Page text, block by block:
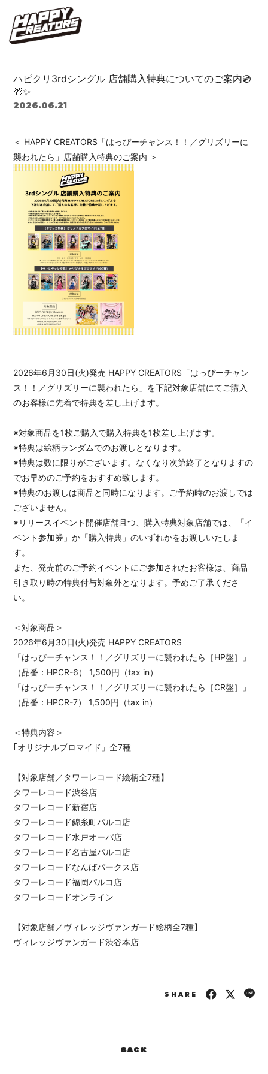
PROFILE SCHEDULE
BLOG MOVIE
PHOTO
会員登録 ログイン
ハピクリ3rdシングル 店舗購入特典についてのご案内💿
🎁✨
2026.06.21
＜ HAPPY CREATORS「はっぴーチャンス！！／グリズリーに
襲われたら」店舗購入特典のご案内 ＞
2026年6月30日(火)発売 HAPPY CREATORS「はっぴーチャン
ス！！／グリズリーに襲われたら」を下記対象店舗にてご購入
のお客様に先着で特典を差し上げます。
※対象商品を1枚ご購入で購入特典を1枚差し上げます。
※特典は絵柄ランダムでのお渡しとなります。
※特典は数に限りがございます。なくなり次第終了となりますの
でお早めのご予約をおすすめ致します。
※特典のお渡しは商品と同時になります。ご予約時のお渡しでは
ございません。
※リリースイベント開催店舗且つ、購入特典対象店舗では、「イ
ベント参加券」か「購入特典」のいずれかをお渡しいたしま
す。
また、発売前のご予約イベントにご参加されたお客様は、商品
引き取り時の特典付与対象外となります。予めご了承くださ
い。
＜対象商品＞
2026年6月30日(火)発売 HAPPY CREATORS
「はっぴーチャンス！！／グリズリーに襲われたら［HP盤］」
（品番：HPCR-6） 1,500円（tax in）
「はっぴーチャンス！！／グリズリーに襲われたら［CR盤］」
（品番：HPCR-7） 1,500円（tax in）
＜特典内容＞
｢オリジナルブロマイド」全7種
【対象店舗／タワーレコード絵柄全7種】
タワーレコード渋谷店
タワーレコード新宿店
タワーレコード錦糸町パルコ店
タワーレコード水戸オーパ店
タワーレコード名古屋パルコ店
タワーレコードなんばパークス店
タワーレコード福岡パルコ店
タワーレコードオンライン
【対象店舗／ヴィレッジヴァンガード絵柄全7種】
ヴィレッジヴァンガード渋谷本店
SHARE
BACK